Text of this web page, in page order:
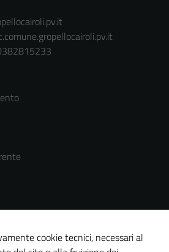
cookie tecnici, necessari al
possono
essere